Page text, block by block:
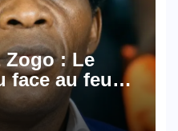
Zogo : Le
face au feu
de la